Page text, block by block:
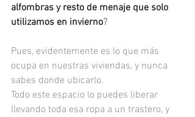
alfombras y resto de menaje que solo
utilizamos en invierno?
Pues, evidentemente es lo que más
ocupa en nuestras viviendas, y nunca
sabes donde ubicarlo.
Todo este espacio lo puedes liberar
llevando toda esa ropa a un trastero, y